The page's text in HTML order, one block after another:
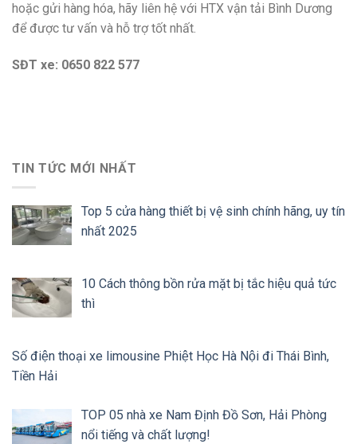
hoặc gửi hàng hóa, hãy liên hệ với HTX vận tải Bình Dương
để được tư vấn và hỗ trợ tốt nhất.
SĐT xe: 0650 822 577
TIN TỨC MỚI NHẤT
Top 5 cửa hàng thiết bị vệ sinh chính hãng, uy tín
nhất 2025
10 Cách thông bồn rửa mặt bị tắc hiệu quả tức
thì
Số điện thoại xe limousine Phiệt Học Hà Nội đi Thái Bình,
Tiền Hải
TOP 05 nhà xe Nam Định Đồ Sơn, Hải Phòng
nổi tiếng và chất lượng!